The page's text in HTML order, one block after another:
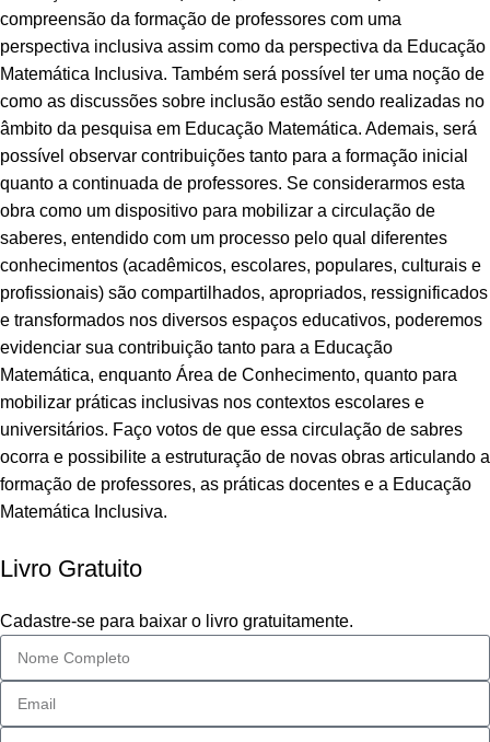
compreensão da formação de professores com uma
perspectiva inclusiva assim como da perspectiva da Educação
Matemática Inclusiva. Também será possível ter uma noção de
como as discussões sobre inclusão estão sendo realizadas no
âmbito da pesquisa em Educação Matemática. Ademais, será
possível observar contribuições tanto para a formação inicial
quanto a continuada de professores. Se considerarmos esta
obra como um dispositivo para mobilizar a circulação de
saberes, entendido com um processo pelo qual diferentes
conhecimentos (acadêmicos, escolares, populares, culturais e
profissionais) são compartilhados, apropriados, ressignificados
e transformados nos diversos espaços educativos, poderemos
evidenciar sua contribuição tanto para a Educação
Matemática, enquanto Área de Conhecimento, quanto para
mobilizar práticas inclusivas nos contextos escolares e
universitários. Faço votos de que essa circulação de sabres
ocorra e possibilite a estruturação de novas obras articulando a
formação de professores, as práticas docentes e a Educação
Matemática Inclusiva.
Livro Gratuito
Cadastre-se para baixar o livro gratuitamente.